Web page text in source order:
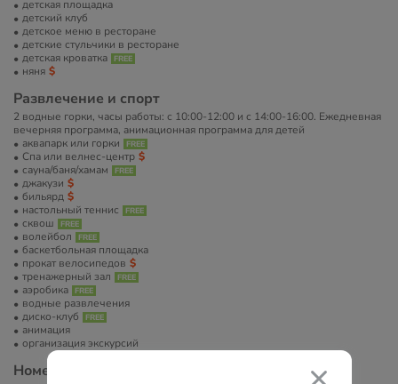
детская площадка
детский клуб
детское меню в ресторане
детские стульчики в ресторане
детская кроватка
няня
Развлечение и спорт
2 водные горки, часы работы: с 10:00-12:00 и с 14:00-16:00. Ежедневная
вечерняя программа, aнимационная программа для детей
аквапарк или горки
Спа или велнес-центр
сауна/баня/хамам
джакузи
бильярд
настольный теннис
сквош
волейбол
баскетбольная площадка
прокат велосипедов
тренажерный зал
аэробика
водные развлечения
диско-клуб
анимация
организация экскурсий
Номера